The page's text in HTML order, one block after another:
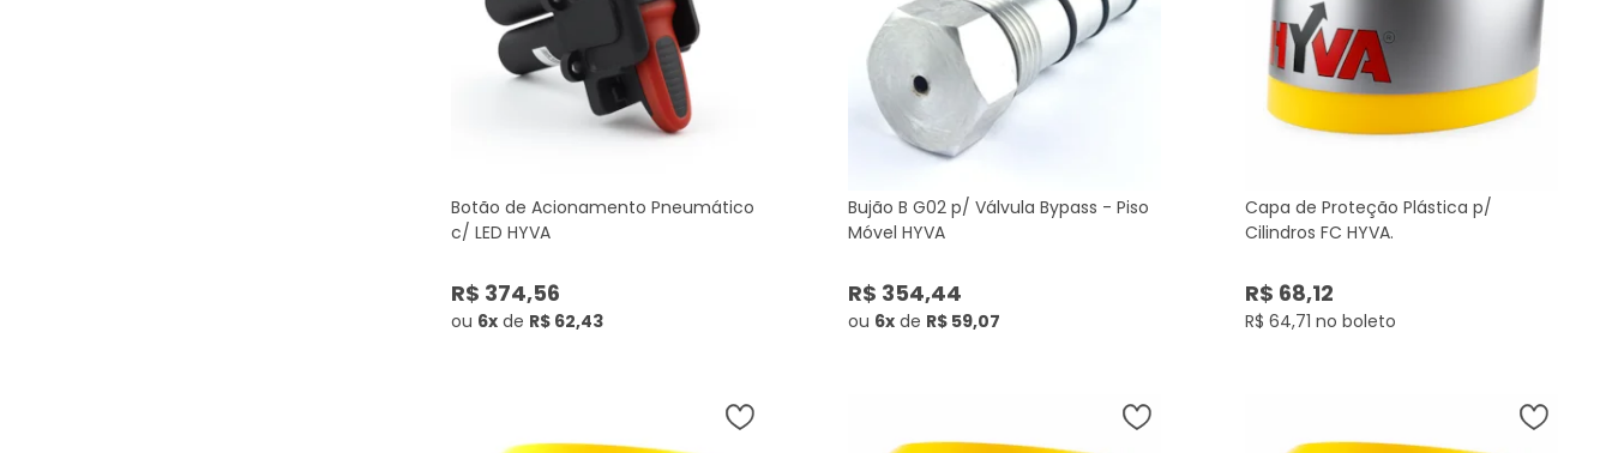
Botão de Acionamento Pneumático
c/ LED HYVA
R$ 374,56
ou 6xde R$ 62,43
Bujão B G02 p/ Válvula Bypass - Piso
Móvel HYVA
R$ 354,44
ou 6xde R$ 59,07
Capa de Proteção Plástica p/
Cilindros FC HYVA.
R$ 68,12
R$ 64,71 no boleto